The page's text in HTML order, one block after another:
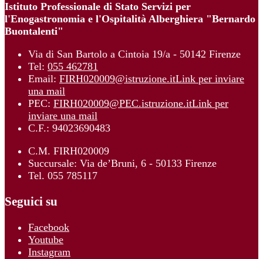
Istituto Professionale di Stato Servizi per
l'Enogastronomia e l'Ospitalità Alberghiera "Bernardo
Buontalenti"
Via di San Bartolo a Cintoia 19/a - 50142 Firenze
Tel: 055 462781
Email: FIRH020009@istruzione.itLink per inviare
una mail
PEC: FIRH020009@PEC.istruzione.itLink per
inviare una mail
C.F.: 94023690483
C.M. FIRH020009
Succursale: Via de’Bruni, 6 - 50133 Firenze
Tel. 055 785117
Seguici su
Facebook
Youtube
Instagram